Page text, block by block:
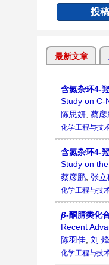
投稿
最新文章
含氮杂环4-
Study on C-
陈思妍, 蔡彦
化学工程与技
含氮杂环4-
Study on
蔡彦鹏, 张立
化学工程与技
β-酮腈类化
Recent
陈羽佳, 刘 烽
化学工程与技